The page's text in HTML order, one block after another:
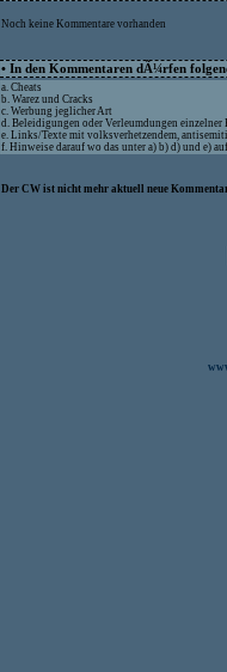
Noch keine Kommentare vorhanden
• In den Kommentaren dÃ¼rfen
a. Cheats
b. Warez und Cracks
c. Werbung jeglicher Art
d. Beleidigungen oder Verleumdungen einzelner
e. Links/Texte mit volksverhetzendem,
f. Hinweise darauf wo das unter a) b) d) und e)
Der CW ist nicht mehr aktuell neue